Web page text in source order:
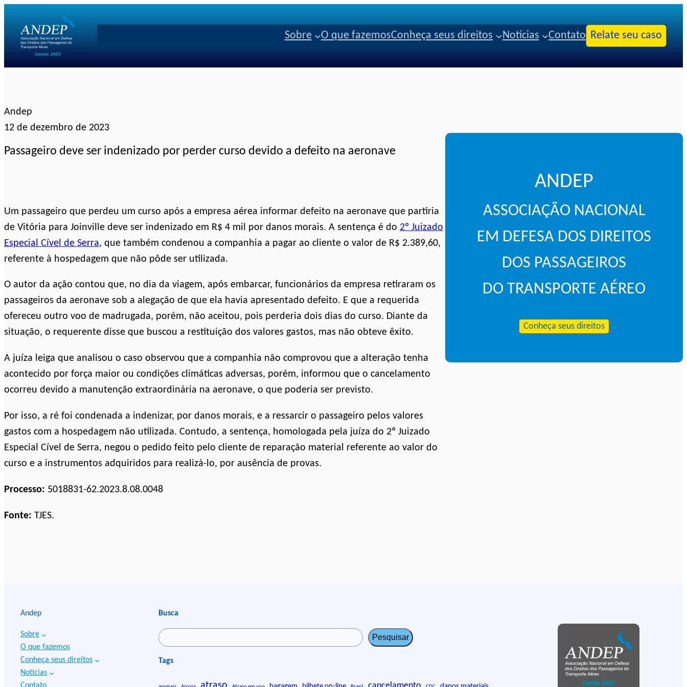
conteúdo
Sobre O que fazemosConheça seus direitos Notícias Contato Relate seu caso
Andep
12 de dezembro de 2023
Passageiro deve ser indenizado por perder curso devido a defeito na aeronave
Um passageiro que perdeu um curso após a empresa aérea informar defeito na aeronave que partiria
de Vitória para Joinville deve ser indenizado em R$ 4 mil por danos morais. A sentença é do 2º Juizado
Especial Cível de Serra, que também condenou a companhia a pagar ao cliente o valor de R$ 2.389,60,
referente à hospedagem que não pôde ser utilizada.
O autor da ação contou que, no dia da viagem, após embarcar, funcionários da empresa retiraram os
passageiros da aeronave sob a alegação de que ela havia apresentado defeito. E que a requerida
ofereceu outro voo de madrugada, porém, não aceitou, pois perderia dois dias do curso. Diante da
situação, o requerente disse que buscou a restituição dos valores gastos, mas não obteve êxito.
A juíza leiga que analisou o caso observou que a companhia não comprovou que a alteração tenha
acontecido por força maior ou condições climáticas adversas, porém, informou que o cancelamento
ocorreu devido a manutenção extraordinária na aeronave, o que poderia ser previsto.
Por isso, a ré foi condenada a indenizar, por danos morais, e a ressarcir o passageiro pelos valores
gastos com a hospedagem não utilizada. Contudo, a sentença, homologada pela juíza do 2º Juizado
Especial Cível de Serra, negou o pedido feito pelo cliente de reparação material referente ao valor do
curso e a instrumentos adquiridos para realizá-lo, por ausência de provas.
Processo: 5018831-62.2023.8.08.0048
Fonte: TJES.
ANDEP
ASSOCIAÇÃO NACIONAL
EM DEFESA DOS DIREITOS
DOS PASSAGEIROS
DO TRANSPORTE AÉREO
Conheça seus direitos
Andep
Sobre
O que fazemos
Conheça seus direitos
Notícias
Busca
P
s
Pesquisar
Tags